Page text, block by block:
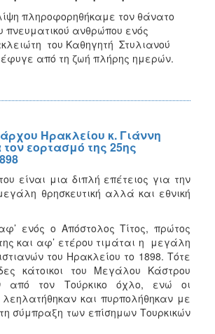
πληροφορηθήκαμε τον θάνατο
πνευματικού ανθρώπου ενός
του Καθηγητή Στυλιανού
έφυγε από τη ζωή πλήρης ημερών.
Ηρακλείου κ. Γιάννη
εορτασμό της 25ης
είναι μια διπλή επέτειος για την
θρησκευτική αλλά και εθνική
ενός ο Απόστολος Τίτος, πρώτος
και αφ’ ετέρου τιμάται η μεγάλη
του Ηρακλείου το 1898. Τότε
κάτοικοι του Μεγάλου Κάστρου
από τον Τούρκικο όχλο, ενώ οι
λεηλατήθηκαν και πυρπολήθηκαν με
σύμπραξη των επίσημων Τουρκικών